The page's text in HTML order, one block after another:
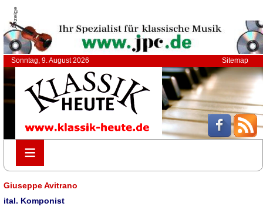
Anzeige
Sonntag, 9. August 2026 Sitemap
≡
≡
Giuseppe Avitrano
ital. Komponist